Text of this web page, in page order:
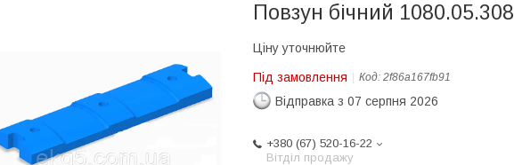
Повзун бічний 1080.05.308
Ціну уточнюйте
Під замовлення Код: 2f86a167fb91
Відправка з 07 серпня 2026
+380 (67) 520-16-22
Вітділ продажу